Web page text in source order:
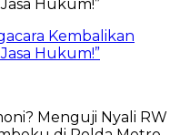
Kembalikan
Hukum!”